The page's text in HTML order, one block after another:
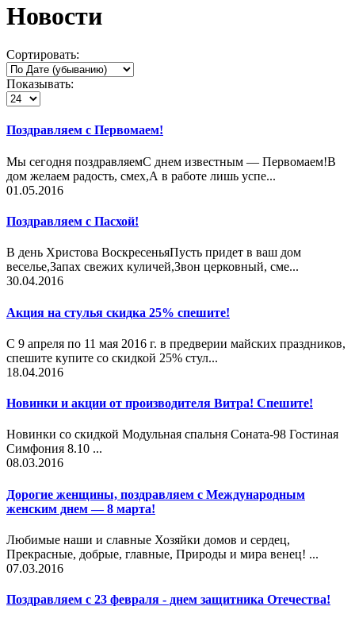
Новости
Сортировать:
Показывать:
Поздравляем с Первомаем!
Мы сегодня поздравляемС днем известным — Первомаем!В
дом желаем радость, смех,А в работе лишь успе...
01.05.2016
Поздравляем с Пасхой!
В день Христова ВоскресеньяПусть придет в ваш дом
веселье,Запах свежих куличей,Звон церковный, сме...
30.04.2016
Акция на стулья скидка 25% спешите!
С 9 апреля по 11 мая 2016 г. в предверии майских праздников,
спешите купите со скидкой 25% стул...
18.04.2016
Новинки и акции от производителя Витра! Спешите!
Новинки со скидкой Модульная спальня Соната-98 Гостиная
Симфония 8.10 ...
08.03.2016
Дорогие женщины, поздравляем с Международным
женским днем — 8 марта!
Любимые наши и славные Хозяйки домов и сердец,
Прекрасные, добрые, главные, Природы и мира венец! ...
07.03.2016
Поздравляем с 23 февраля - днем защитника Отечества!